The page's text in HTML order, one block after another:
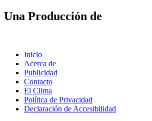
Una Producción de
Inicio
Acerca de
Publicidad
Contacto
El Clima
Política de Privacidad
Declaración de Accesibilidad